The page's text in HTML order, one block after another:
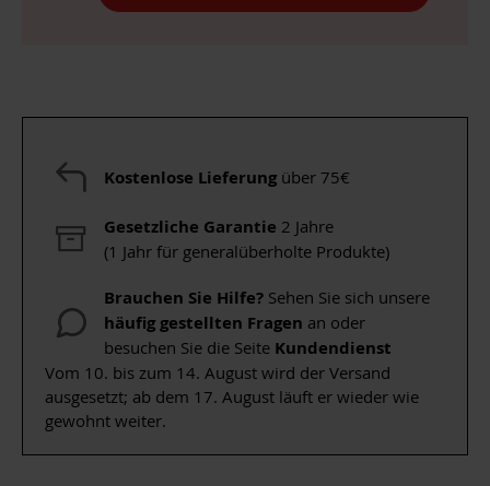
Kostenlose Lieferung über 75€
Gesetzliche Garantie 2 Jahre
(1 Jahr für generalüberholte Produkte)
Brauchen Sie Hilfe? Sehen Sie sich unsere
häufig gestellten Fragen an oder
besuchen Sie die Seite Kundendienst
Vom 10. bis zum 14. August wird der Versand
ausgesetzt; ab dem 17. August läuft er wieder wie
gewohnt weiter.